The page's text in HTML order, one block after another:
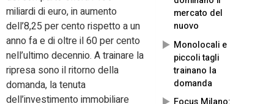
mercato del
nuovo
Monolocali e
piccoli tagli
trainano la
domanda
miliardi di euro, in aumento
dell’8,25 per cento rispetto a un
anno fa e di oltre il 60 per cento
nell’ultimo decennio. A trainare la
ripresa sono il ritorno della
domanda, la tenuta
dell’investimento immobiliare